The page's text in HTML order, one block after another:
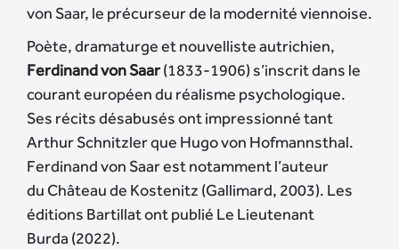
von Saar, le précurseur de la modernité viennoise.
Poète, dramaturge et nouvelliste autrichien,
Ferdinand von Saar(1833-1906) s’inscrit dans le
courant européen du réalisme psychologique.
Ses récits désabusés ont impressionné tant
Arthur Schnitzler que Hugo von Hofmannsthal.
Ferdinand von Saar est notamment l’auteur
du Château de Kostenitz (Gallimard, 2003). Les
éditions Bartillat ont publié Le Lieutenant
Burda (2022).